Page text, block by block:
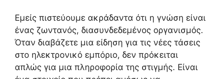
Εμείς πιστεύουμε ακράδαντα ότι η γνώση είναι
ένας ζωντανός, διασυνδεδεμένος οργανισμός.
Όταν διαβάζετε μια είδηση για τις νέες τάσεις
στο ηλεκτρονικό εμπόριο, δεν πρόκειται
απλώς για μια πληροφορία της στιγμής. Είναι